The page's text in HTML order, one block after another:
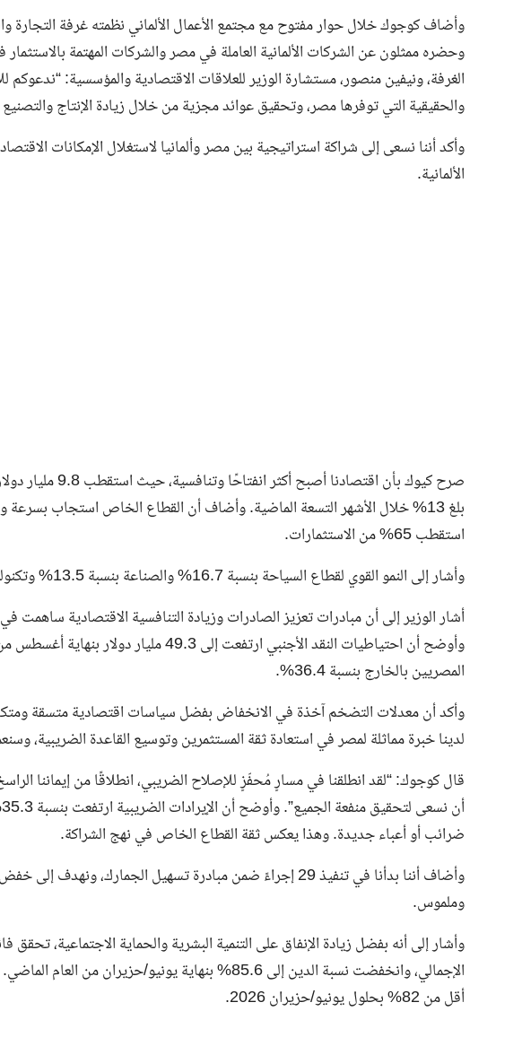
وأضاف كوجوك خلال حوار مفتوح مع مجتمع الأعمال الألماني نظمته غرفة التجارة
وحضره ممثلون عن الشركات الألمانية العاملة في مصر والشركات المهتمة
الغرفة، ونيفين منصور، مستشارة الوزير للعلاقات الاقتصادية والمؤسسية: “ندعوكم
والحقيقية التي توفرها مصر، وتحقيق عوائد مجزية من خلال زيادة الإنتاج
وأكد أننا نسعى إلى شراكة استراتيجية بين مصر وألمانيا لاستغلال الإمكانات
الألمانية.
صرح كيوك بأن
بلغ 13% خلال الأشهر التسعة الماضية. وأضاف أن القطاع الخاص استجاب بسرعة
استقطب 65% من الاستثمارات.
وأشار إلى النمو القوي لقطاع السياحة بنسبة 16.7% والصناعة بنسبة 13.5% وتكنولوجيا المعلومات بنسبة 12.5%.
وأوضح أن احتياطيات النقد الأجنبي ارتفعت إلى
المصريين بالخارج بنسبة 36.4%.
وأكد أن معدلات التضخم آخذة في الانخفاض بفضل سياسات اقتصادية متسقة
لدينا خبرة مماثلة لمصر في استعادة ثقة المستثمرين وتوسيع القاعدة الضريبية،
قال كوجوك: “لقد انطلقنا في مسارٍ مُحفّزٍ للإصلاح الضريبي، انطلاقًا من إيماننا
ضرائب أو أعباء جديدة. وهذا يعكس ثقة القطاع الخاص في نهج الشراكة.
وأضاف أننا بدأنا في تنفيذ 29 إجراءً ضمن مبادرة تسهيل
وملموس.
الإجمالي، وانخفضت نسبة الدين إلى 85.6% بنهاية يونيو/
أقل من 82% بحلول يونيو/حزيران 2026.